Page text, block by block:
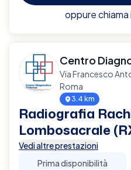
oppure chiama
Centro
Via Francesco
Roma
3.4 km
Radiografia
Lombosacrale
Vedi altre prestazioni
Prima disponibilità